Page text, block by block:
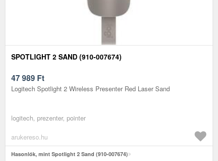
SPOTLIGHT 2 SAND (910-007674)
47 989 Ft
Logitech Spotlight 2 Wireless Presenter Red Laser Sand
logitech, prezenter, pointer
arukereso.hu
Hasonlók, mint Spotlight 2 Sand (910-007674)